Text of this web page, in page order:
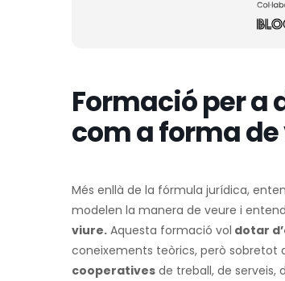
Formació per a
com a forma
Més enllà de la fórmula jurídica,
modelen la manera de veure i
viure. Aquesta formació vol dotar
coneixements teòrics, però sobretot
cooperatives de treball, de serveis,